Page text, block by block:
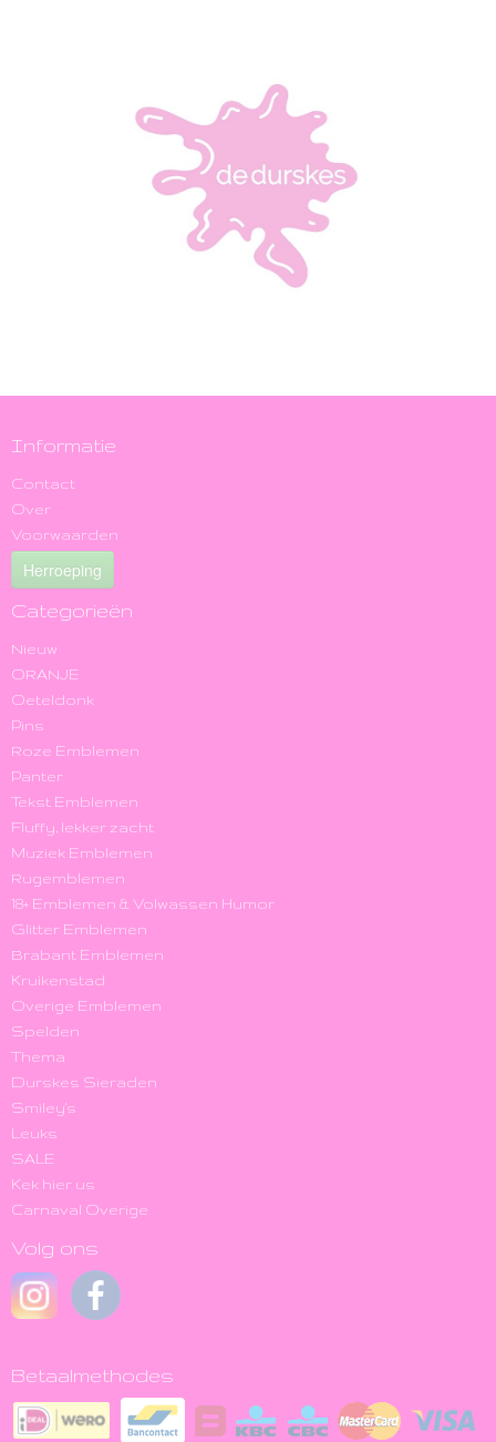
Informatie
Contact
Over
Voorwaarden
Herroeping
Categorieën
Nieuw
ORANJE
Oeteldonk
Pins
Roze Emblemen
Panter
Tekst Emblemen
Fluffy, lekker zacht
Muziek Emblemen
Rugemblemen
18+ Emblemen & Volwassen Humor
Glitter Emblemen
Brabant Emblemen
Kruikenstad
Overige Emblemen
Spelden
Thema
Durskes Sieraden
Smiley's
Leuks
SALE
Kek hier us
Carnaval Overige
Volg ons
Betaalmethodes